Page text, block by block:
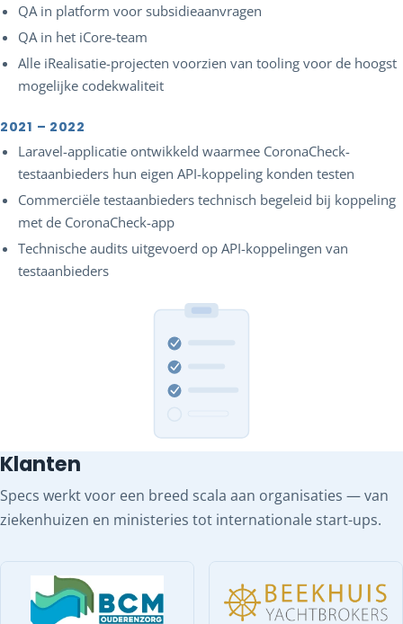
QA in platform voor subsidieaanvragen
QA in het iCore-team
Alle iRealisatie-projecten voorzien van tooling voor de hoogst
mogelijke codekwaliteit
2021 – 2022
Laravel-applicatie ontwikkeld waarmee CoronaCheck-
testaanbieders hun eigen API-koppeling konden testen
Commerciële testaanbieders technisch begeleid bij koppeling
met de CoronaCheck-app
Technische audits uitgevoerd op API-koppelingen van
testaanbieders
Klanten
Specs werkt voor een breed scala aan organisaties — van
ziekenhuizen en ministeries tot internationale start-ups.